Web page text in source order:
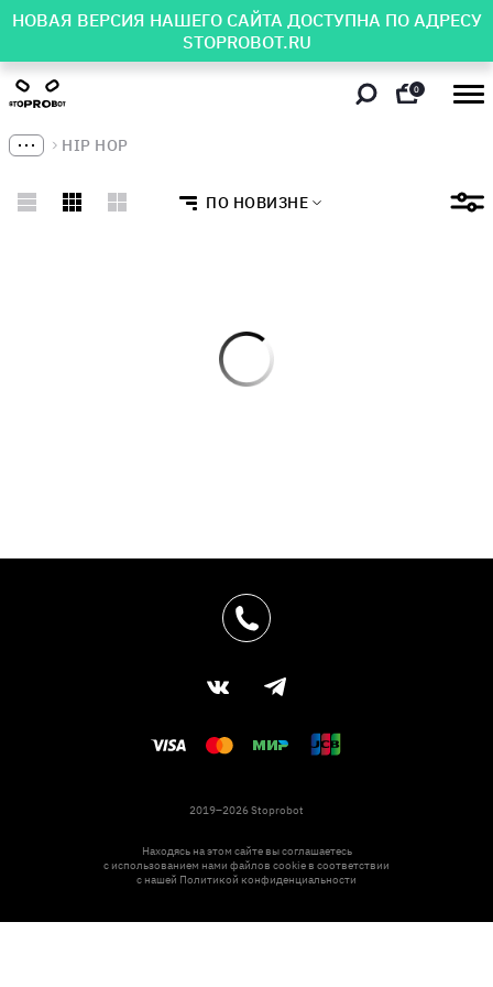
НОВАЯ ВЕРСИЯ НАШЕГО САЙТА ДОСТУПНА ПО АДРЕСУ
STOPROBOT.RU
0
HIP HOP
ПО НОВИЗНЕ
2019–2026 Stoprobot
Находясь на этом сайте вы соглашаетесь
с использованием нами файлов cookie в соответствии
с нашей Политикой конфиденциальности